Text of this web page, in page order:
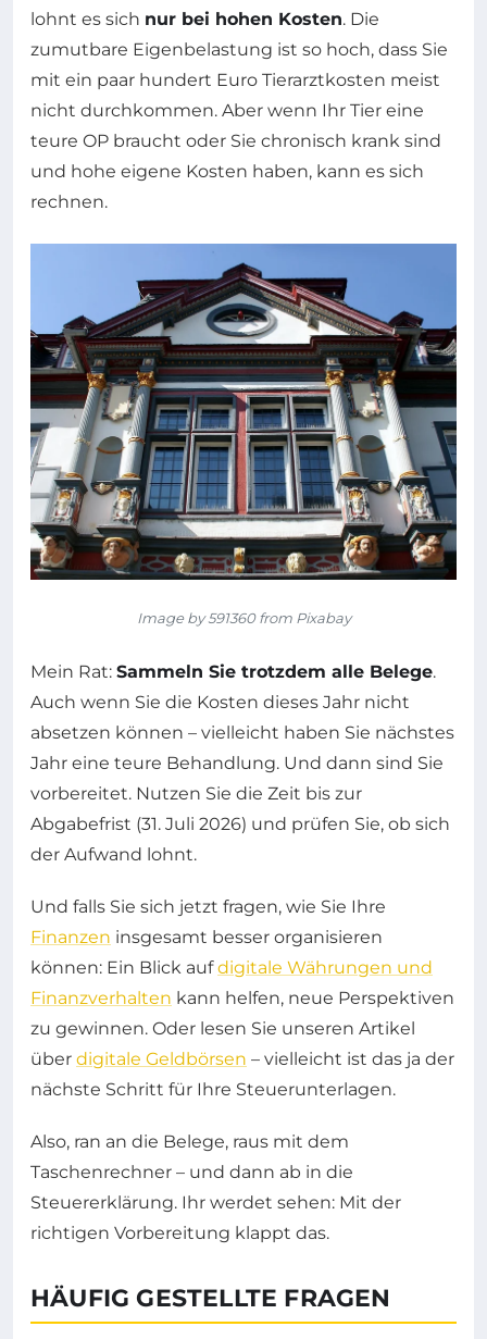
lohnt es sich nur bei hohen Kosten. Die
zumutbare Eigenbelastung ist so hoch, dass Sie
mit ein paar hundert Euro Tierarztkosten meist
nicht durchkommen. Aber wenn Ihr Tier eine
teure OP braucht oder Sie chronisch krank sind
und hohe eigene Kosten haben, kann es sich
rechnen.
Image by 591360 from Pixabay
Mein Rat: Sammeln Sie trotzdem alle Belege.
Auch wenn Sie die Kosten dieses Jahr nicht
absetzen können – vielleicht haben Sie nächstes
Jahr eine teure Behandlung. Und dann sind Sie
vorbereitet. Nutzen Sie die Zeit bis zur
Abgabefrist (31. Juli 2026) und prüfen Sie, ob sich
der Aufwand lohnt.
Und falls Sie sich jetzt fragen, wie Sie Ihre
Finanzen insgesamt besser organisieren
können: Ein Blick aufdigitale Währungen und
Finanzverhalten kann helfen, neue Perspektiven
zu gewinnen. Oder lesen Sie unseren Artikel
über digitale Geldbörsen – vielleicht ist das ja der
nächste Schritt für Ihre Steuerunterlagen.
Also, ran an die Belege, raus mit dem
Taschenrechner – und dann ab in die
Steuererklärung. Ihr werdet sehen: Mit der
richtigen Vorbereitung klappt das.
HÄUFIG GESTELLTE FRAGEN